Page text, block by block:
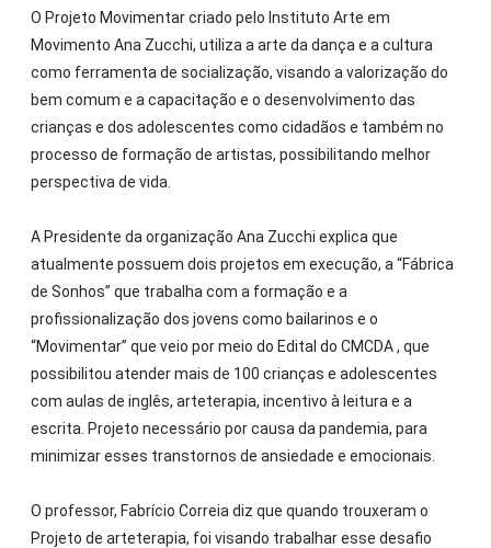
O Projeto Movimentar criado pelo Instituto Arte em
Movimento Ana Zucchi, utiliza a arte da dança e a cultura
como ferramenta de socialização, visando a valorização do
bem comum e a capacitação e o desenvolvimento das
crianças e dos adolescentes como cidadãos e também no
processo de formação de artistas, possibilitando melhor
perspectiva de vida.
A Presidente da organização Ana Zucchi explica que
atualmente possuem dois projetos em execução, a “Fábrica
de Sonhos” que trabalha com a formação e a
profissionalização dos jovens como bailarinos e o
“Movimentar” que veio por meio do Edital do CMCDA , que
possibilitou atender mais de 100 crianças e adolescentes
com aulas de inglês, arteterapia, incentivo à leitura e a
escrita. Projeto necessário por causa da pandemia, para
minimizar esses transtornos de ansiedade e emocionais.
O professor, Fabrício Correia diz que quando trouxeram o
Projeto de arteterapia, foi visando trabalhar esse desafio